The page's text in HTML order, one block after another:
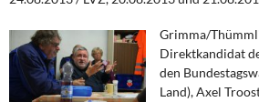
Wirtschaftspolitik
Steuer- und Finanzpolitik
Grimma/
Direktkandidat
den
Land), Axel